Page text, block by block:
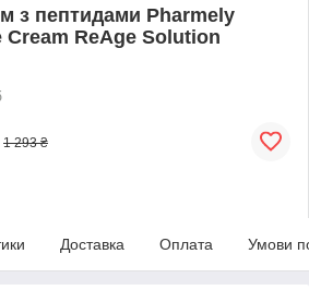
з пептидами Pharmely
ReAge Solution
1 293 ₴
Доставка Оплата Умови